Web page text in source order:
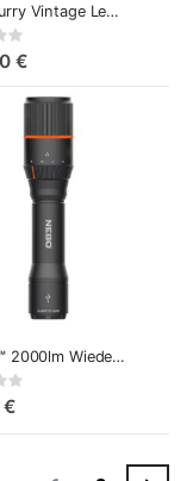
Greenburry Vintage Leder Laptoptasche XL 17 Zoll
€
Davinci™ 2000lm Wiederaufladbare Leistungsstarke LED-Taschenlampe
€